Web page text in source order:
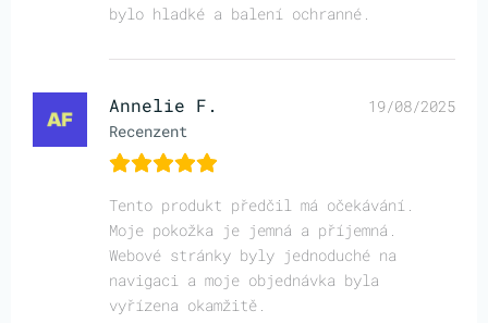
bylo hladké a balení ochranné.
Annelie F.
Recenzent
19/08/2025
Tento produkt předčil má očekávání.
Moje pokožka je jemná a příjemná.
Webové stránky byly jednoduché na
navigaci a moje objednávka byla
vyřízena okamžitě.